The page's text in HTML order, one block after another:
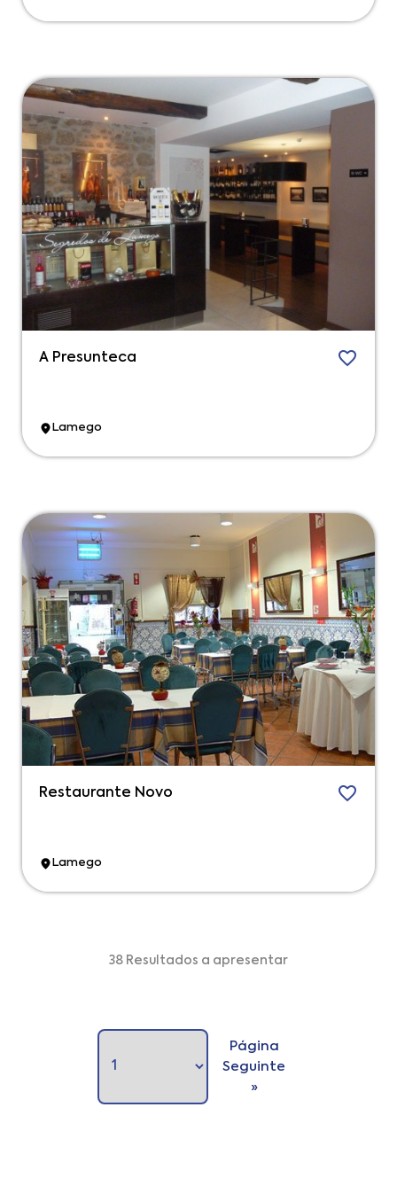
A Presunteca
Lamego
Restaurante Novo
Lamego
38 Resultados a apresentar
Página
Seguinte
»